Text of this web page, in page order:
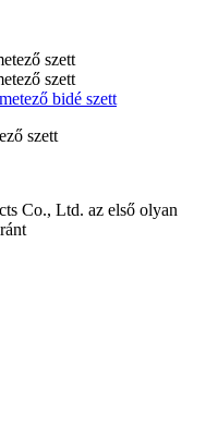
bidé szett
szett
Co., Ltd. az első olyan